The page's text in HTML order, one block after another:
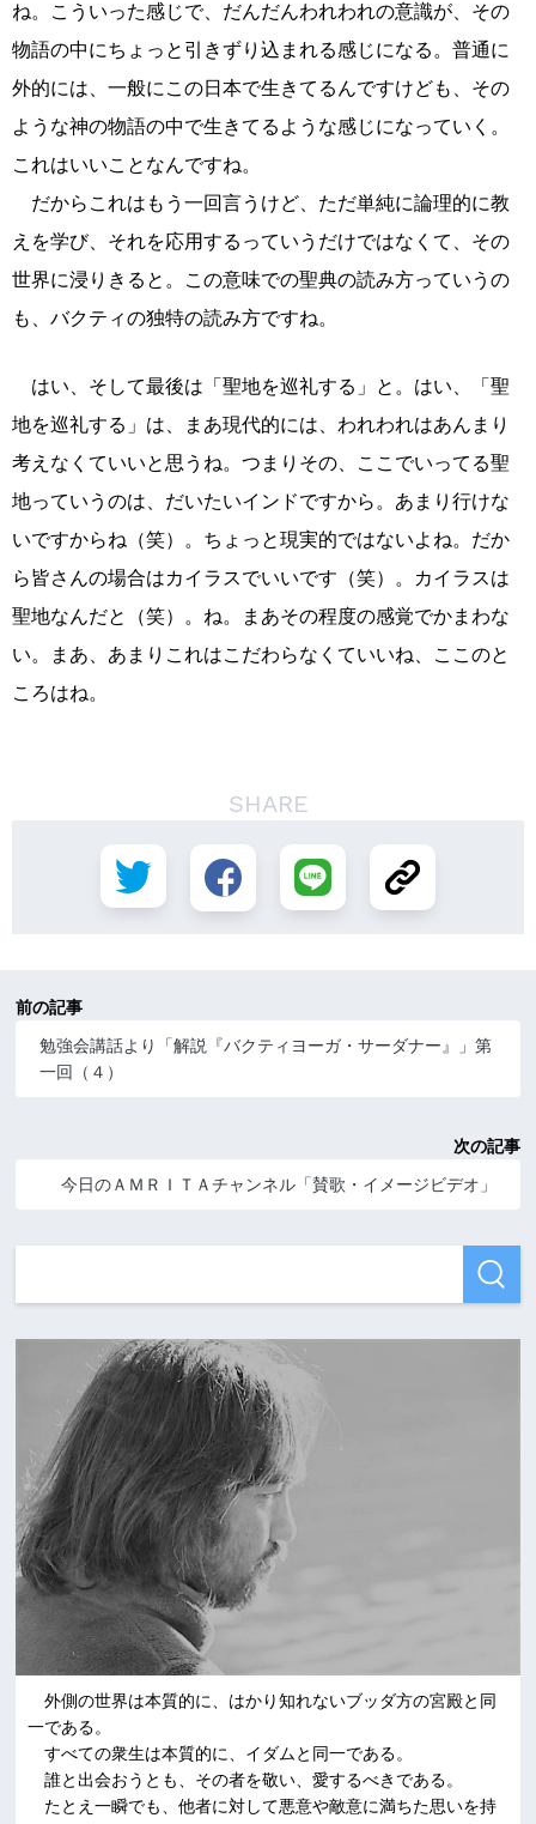
ね。こういった感じで、だんだんわれわれの意識が、その
物語の中にちょっと引きずり込まれる感じになる。普通に
外的には、一般にこの日本で生きてるんですけども、その
ような神の物語の中で生きてるような感じになっていく。
これはいいことなんですね。
だからこれはもう一回言うけど、ただ単純に論理的に教
えを学び、それを応用するっていうだけではなくて、その
世界に浸りきると。この意味での聖典の読み方っていうの
も、バクティの独特の読み方ですね。
はい、そして最後は「聖地を巡礼する」と。はい、「聖
地を巡礼する」は、まあ現代的には、われわれはあんまり
考えなくていいと思うね。つまりその、ここでいってる聖
地っていうのは、だいたいインドですから。あまり行けな
いですからね（笑）。ちょっと現実的ではないよね。だか
ら皆さんの場合はカイラスでいいです（笑）。カイラスは
聖地なんだと（笑）。ね。まあその程度の感覚でかまわな
い。まあ、あまりこれはこだわらなくていいね、ここのと
ころはね。
SHARE
前の記事
勉強会講話より「解説『バクティヨーガ・サーダナー』」第
一回（４）
次の記事
今日のＡＭＲＩＴＡチャンネル「賛歌・イメージビデオ」
外側の世界は本質的に、はかり知れないブッダ方の宮殿と同
一である。
すべての衆生は本質的に、イダムと同一である。
誰と出会おうとも、その者を敬い、愛するべきである。
たとえ一瞬でも、他者に対して悪意や敵意に満ちた思いを持